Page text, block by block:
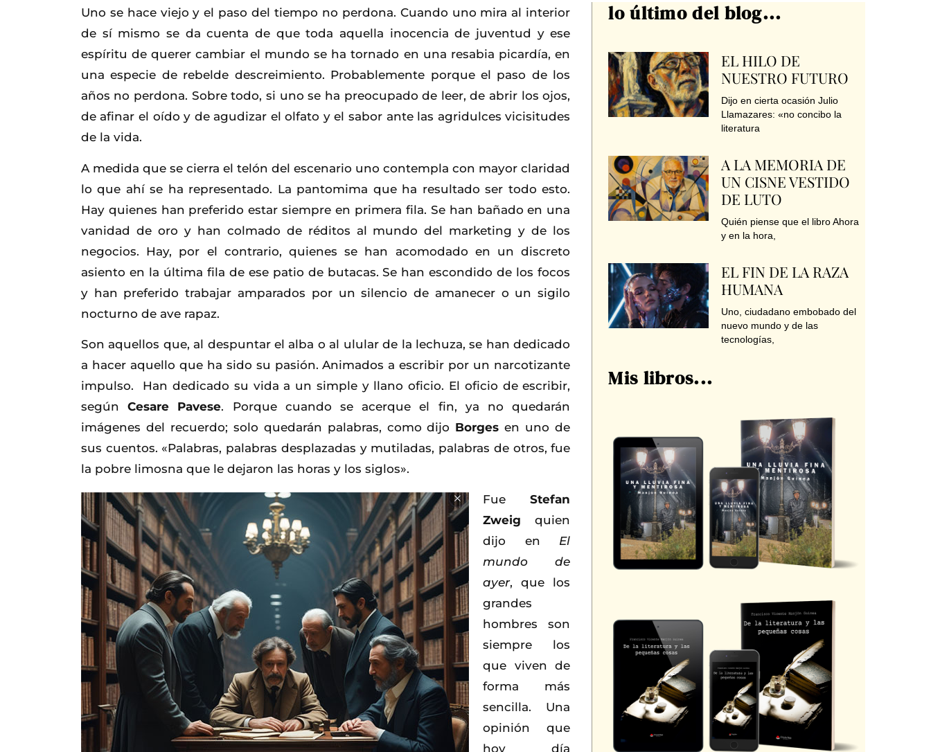
Uno se hace viejo y el paso del tiempo no perdona. Cuando uno mira al interior
de sí mismo se da cuenta de que toda aquella inocencia de juventud y ese
espíritu de querer cambiar el mundo se ha tornado en una resabia picardía, en
una especie de rebelde descreimiento. Probablemente porque el paso de los
años no perdona. Sobre todo, si uno se ha preocupado de leer, de abrir los ojos,
de afinar el oído y de agudizar el olfato y el sabor ante las agridulces vicisitudes
de la vida.
A medida que se cierra el telón del escenario uno contempla con mayor claridad
lo que ahí se ha representado. La pantomima que ha resultado ser todo esto.
Hay quienes han preferido estar siempre en primera fila. Se han bañado en una
vanidad de oro y han colmado de réditos al mundo del marketing y de los
negocios. Hay, por el contrario, quienes se han acomodado en un discreto
asiento en la última fila de ese patio de butacas. Se han escondido de los focos
y han preferido trabajar amparados por un silencio de amanecer o un sigilo
nocturno de ave rapaz.
Son aquellos que, al despuntar el alba o al ulular de la lechuza, se han dedicado
a hacer aquello que ha sido su pasión. Animados a escribir por un narcotizante
impulso. Han dedicado su vida a un simple y llano oficio. El oficio de escribir,
segúnCesare Pavese. Porque cuando se acerque el fin, ya no quedarán
imágenes del recuerdo; solo quedarán palabras, como dijo Borges en uno de
sus cuentos. «Palabras, palabras desplazadas y mutiladas, palabras de otros, fue
la pobre limosna que le dejaron las horas y los siglos».
FueStefan
Zweig quien
dijo en El
mundo de
ayer, que los
grandes
hombres son
siempre los
que viven de
forma más
sencilla. Una
opinión que
hoy día
lo último del blog...
EL HILO DE
NUESTRO FUTURO
Dijo en cierta ocasión Julio
Llamazares: «no concibo la
literatura
A LA MEMORIA DE
UN CISNE VESTIDO
DE LUTO
Quién piense que el libro Ahora
y en la hora,
EL FIN DE LA RAZA
HUMANA
Uno, ciudadano embobado del
nuevo mundo y de las
tecnologías,
Mis libros...